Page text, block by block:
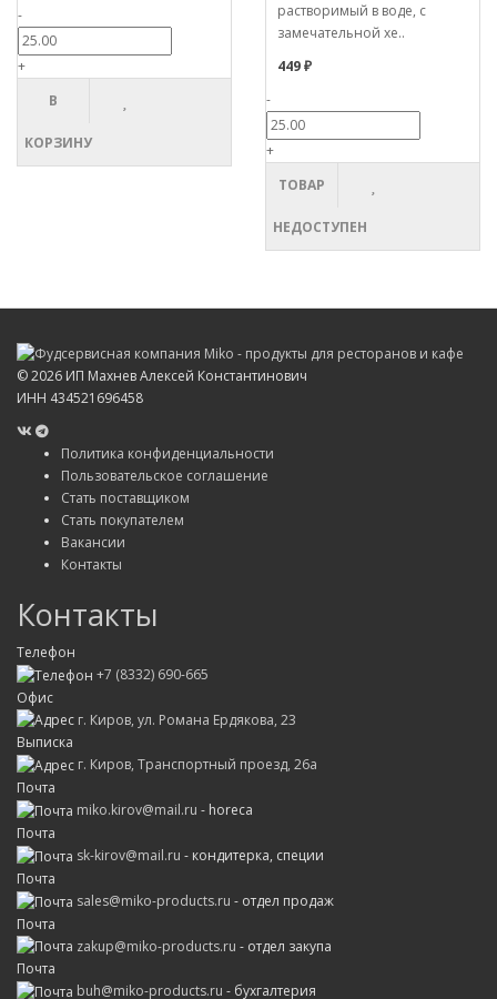
-
+
В
КОРЗИНУ
растворимый в воде, с
замечательной хе..
449 ₽
-
+
ТОВАР
НЕДОСТУПЕН
©2026 ИП Махнев Алексей Константинович
ИНН 434521696458
Политика конфиденциальности
Пользовательское соглашение
Стать поставщиком
Стать покупателем
Вакансии
Контакты
Контакты
Телефон
+7 (8332) 690-665
Офис
г. Киров, ул. Романа Ердякова, 23
Выписка
г. Киров, Транспортный проезд, 26а
Почта
miko.kirov@mail.ru - horeca
Почта
sk-kirov@mail.ru - кондитерка, специи
Почта
sales@miko-products.ru - отдел продаж
Почта
zakup@miko-products.ru - отдел закупа
Почта
buh@miko-products.ru - бухгалтерия